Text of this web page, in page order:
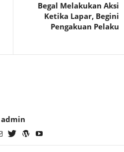
Begal Melakukan Aksi
Ketika Lapar, Begini
Pengakuan Pelaku
admin